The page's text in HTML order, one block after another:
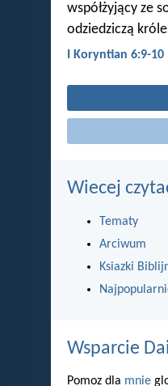
współżyjący ze
odziedziczą
I Koryntian 6:9-10
Wiecej
Tematy
Arciwum
Ksiazki
Wsparcie
Pomoz dla mnie